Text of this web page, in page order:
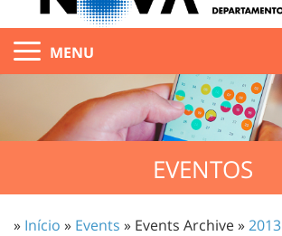
MENU
EVENTOS
» Início » Events » Events Archive »2013